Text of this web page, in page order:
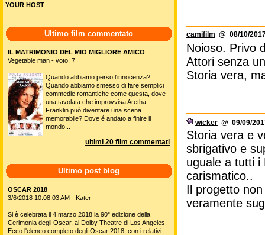
camifilm @ 08/10/
Noioso. Privo
Attori senza
Storia vera,
wicker @ 09/09/
Storia vera e
sbrigativo e
uguale a tutti i
carismatico..
Il progetto
veramente
YOUR HOST
Ultimo film commentato
IL MATRIMONIO DEL MIO MIGLIORE AMICO
Vegetable man - voto: 7
Quando abbiamo perso l'innocenza?
Quando abbiamo smesso di fare semplici
commedie romantiche come questa, dove
una tavolata che improvvisa Aretha
Franklin può diventare una scena
memorabile? Dove é andato a finire il
mondo...
ultimi 20 film commentati
Ultimo post blog
OSCAR 2018
3/6/2018 10:08:03 AM - Kater
Si è celebrata il 4 marzo 2018 la 90° edizione della
Cerimonia degli Oscar, al Dolby Theatre di Los Angeles.
Ecco l'elenco completo degli Oscar 2018, con i relativi